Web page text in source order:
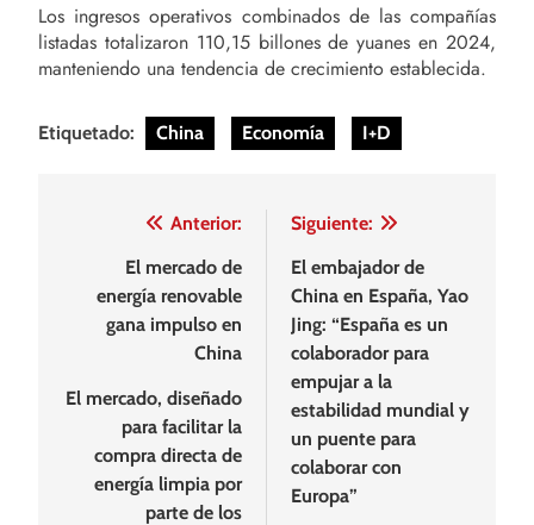
Los ingresos operativos combinados de las compañías
listadas totalizaron 110,15 billones de yuanes en 2024,
manteniendo una tendencia de crecimiento establecida.
Etiquetado: China Economía I+D
Navegación
entradas
Anterior:
El mercado de
energía renovable
gana impulso en
China
El mercado, diseñado
para facilitar la
compra directa de
energía limpia por
parte de los
Siguiente:
El embajador de
China en España, Yao
Jing: “España es un
colaborador para
empujar a la
estabilidad mundial y
un puente para
colaborar con
Europa”